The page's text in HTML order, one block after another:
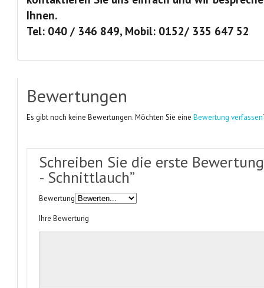
Ihnen.
Tel: 040 / 346 849, Mobil: 0152/ 335 647 52
Bewertungen
Es gibt noch keine Bewertungen. Möchten Sie eineBewertung verfassen
Schreiben Sie die erste
- Schnittlauch”
Bewertung
Ihre Bewertung